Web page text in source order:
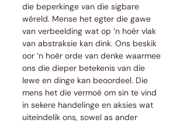
die beperkinge van die sigbare
wêreld. Mense het egter die gawe
van verbeelding wat op ‘n hoër vlak
van abstraksie kan dink. Ons beskik
oor ‘n hoër orde van denke waarmee
ons die dieper betekenis van die
lewe en dinge kan beoordeel. Die
mens het die vermoë om sin te vind
in sekere handelinge en aksies wat
uiteindelik ons, sowel as ander